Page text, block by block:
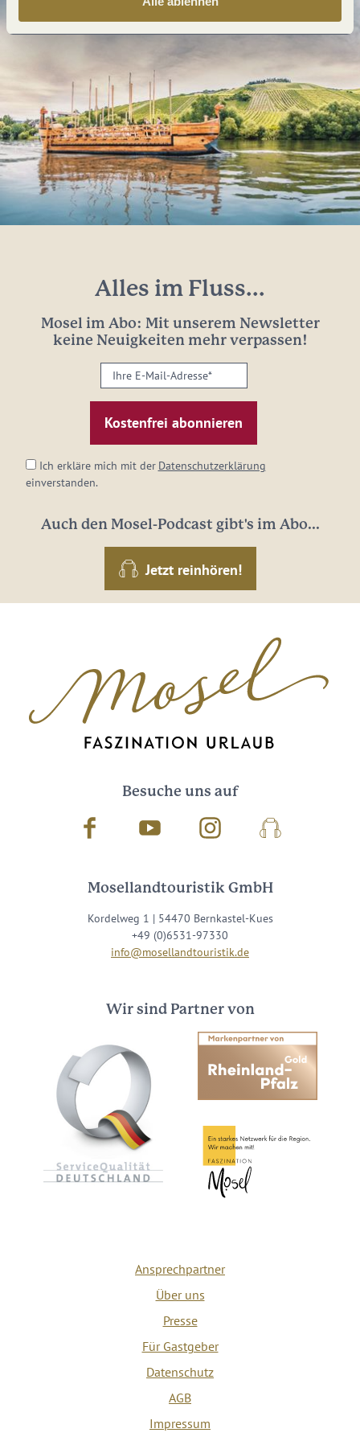
Alles im Fluss...
Mosel im Abo: Mit unserem Newsletter
keine Neuigkeiten mehr verpassen!
Ihre
E-
Mail-
Adresse:
Ich erkläre mich mit der Datenschutzerklärung
einverstanden.
Auch den Mosel-Podcast gibt's im Abo...
Jetzt reinhören!
Besuche uns auf
Facebook Youtube InstagramPodcast
Mosellandtouristik GmbH
Kordelweg 1 | 54470 Bernkastel-Kues
+49 (0)6531-97330
info@mosellandtouristik.de
Wir sind Partner von
Ansprechpartner
Über uns
Presse
Für Gastgeber
Datenschutz
AGB
Impressum